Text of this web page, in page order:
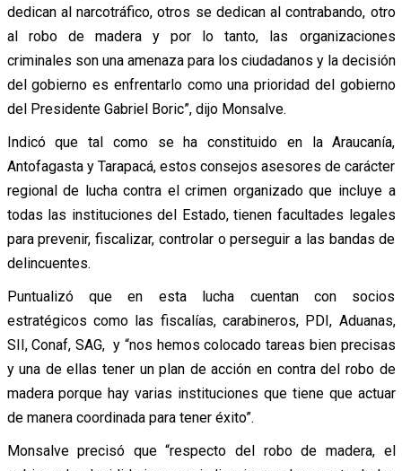
dedican al narcotráfico, otros se dedican al contrabando, otro
al robo de madera y por lo tanto, las organizaciones
criminales son una amenaza para los ciudadanos y la decisión
del gobierno es enfrentarlo como una prioridad del gobierno
del Presidente Gabriel Boric”, dijo Monsalve.
Indicó que tal como se ha constituido en la Araucanía,
Antofagasta y Tarapacá, estos consejos asesores de carácter
regional de lucha contra el crimen organizado que incluye a
todas las instituciones del Estado, tienen facultades legales
para prevenir, fiscalizar, controlar o perseguir a las bandas de
delincuentes.
Puntualizó que en esta lucha cuentan con socios
estratégicos como las fiscalías, carabineros, PDI, Aduanas,
SII, Conaf, SAG, y “nos hemos colocado tareas bien precisas
y una de ellas tener un plan de acción en contra del robo de
madera porque hay varias instituciones que tiene que actuar
de manera coordinada para tener éxito”.
Monsalve precisó que “respecto del robo de madera, el